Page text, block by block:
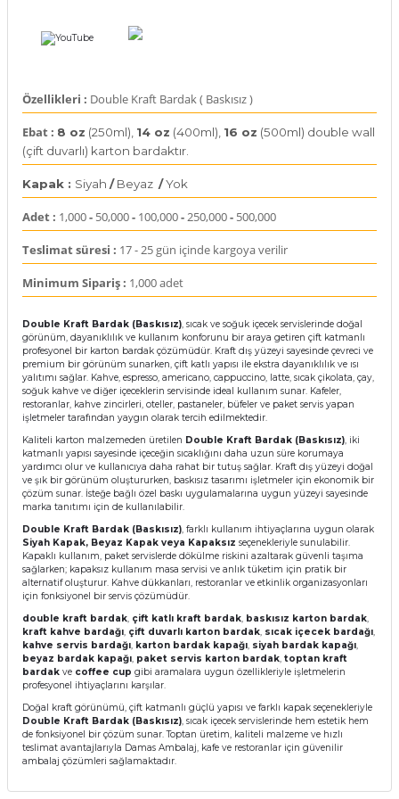
Kutuları
Kutuları
Özellikleri : Double Kraft Bardak ( Baskısız )
Ebat : 8 oz (250ml), 14 oz (400ml), 16 oz (500ml) double wall
(çift duvarlı) karton bardaktır.
Kapak : Siyah /Beyaz /Yok
Adet : 1,000- 50,000- 100,000-250,000- 500,000
Teslimat süresi : 17 - 25 gün içinde kargoya verilir
Minimum Sipariş : 1,000 adet
Double Kraft Bardak (Baskısız), sıcak ve soğuk içecek servislerinde doğal
görünüm, dayanıklılık ve kullanım konforunu bir araya getiren çift katmanlı
profesyonel bir karton bardak çözümüdür. Kraft dış yüzeyi sayesinde çevreci ve
premium bir görünüm sunarken, çift katlı yapısı ile ekstra dayanıklılık ve ısı
yalıtımı sağlar. Kahve, espresso, americano, cappuccino, latte, sıcak çikolata, çay,
soğuk kahve ve diğer içeceklerin servisinde ideal kullanım sunar. Kafeler,
restoranlar, kahve zincirleri, oteller, pastaneler, büfeler ve paket servis yapan
işletmeler tarafından yaygın olarak tercih edilmektedir.
Kaliteli karton malzemeden üretilen Double Kraft Bardak (Baskısız), iki
katmanlı yapısı sayesinde içeceğin sıcaklığını daha uzun süre korumaya
yardımcı olur ve kullanıcıya daha rahat bir tutuş sağlar. Kraft dış yüzeyi doğal
ve şık bir görünüm oluştururken, baskısız tasarımı işletmeler için ekonomik bir
çözüm sunar. İsteğe bağlı özel baskı uygulamalarına uygun yüzeyi sayesinde
marka tanıtımı için de kullanılabilir.
Double Kraft Bardak (Baskısız), farklı kullanım ihtiyaçlarına uygun olarak
Siyah Kapak, Beyaz Kapak veya Kapaksız seçenekleriyle sunulabilir.
Kapaklı kullanım, paket servislerde dökülme riskini azaltarak güvenli taşıma
sağlarken; kapaksız kullanım masa servisi ve anlık tüketim için pratik bir
alternatif oluşturur. Kahve dükkanları, restoranlar ve etkinlik organizasyonları
için fonksiyonel bir servis çözümüdür.
double kraft bardak, çift katlı kraft bardak, baskısız karton bardak,
kraft kahve bardağı, çift duvarlı karton bardak, sıcak içecek bardağı,
kahve servis bardağı, karton bardak kapağı, siyah bardak kapağı,
beyaz bardak kapağı, paket servis karton bardak, toptan kraft
bardak ve coffee cup gibi aramalara uygun özellikleriyle işletmelerin
profesyonel ihtiyaçlarını karşılar.
Doğal kraft görünümü, çift katmanlı güçlü yapısı ve farklı kapak seçenekleriyle
Double Kraft Bardak (Baskısız), sıcak içecek servislerinde hem estetik hem
de fonksiyonel bir çözüm sunar. Toptan üretim, kaliteli malzeme ve hızlı
teslimat avantajlarıyla Damas Ambalaj, kafe ve restoranlar için güvenilir
ambalaj çözümleri sağlamaktadır.